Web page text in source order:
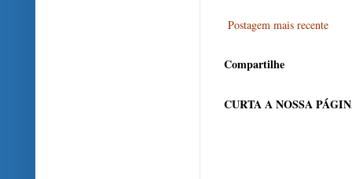
Postagem mais recente
Compartilhe
CURTA A NOSSA